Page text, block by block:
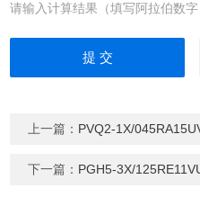
请输入计算结果（填写阿拉伯数
上一篇： PVQ2-1X/
下一篇： PGH5-3X/